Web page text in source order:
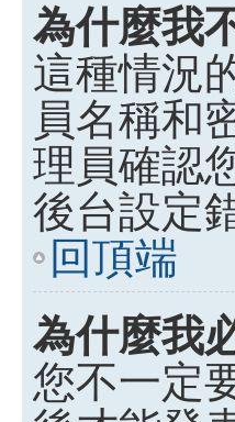
為什麼我
這種情況
員名稱和
理員確認
後台設定
回頂端
為什麼我
您不一定